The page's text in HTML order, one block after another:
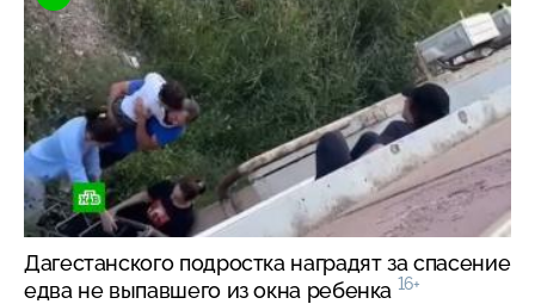
Дагестанского подростка наградят за спасение
едва не выпавшего из окна ребенка 16+